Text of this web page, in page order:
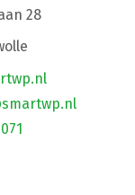
28